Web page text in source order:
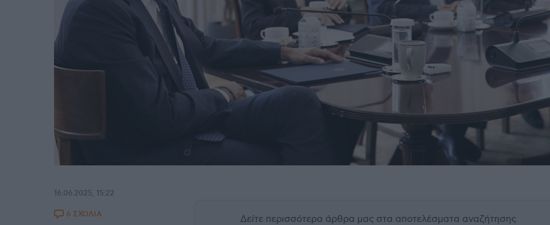
Δείτε περισσότερα άρθρα μας στα αποτελέσματα αναζήτησης
16.06.2025, 15:22
6 ΣΧΟΛΙΑ